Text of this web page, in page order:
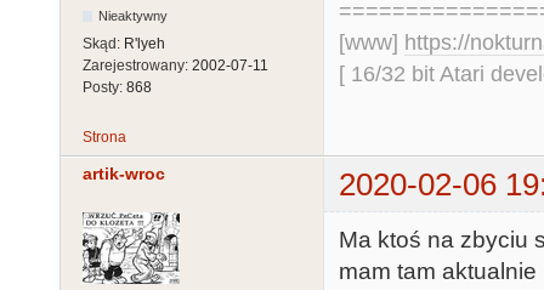
Nieaktywny
Skąd: R'lyeh
Zarejestrowany: 2002-07-11
Posty: 868
[www] https://
[ 16/32 bit Atari
Strona
artik-wroc 2020-02-06
Ma ktoś na zbyciu
mam tam